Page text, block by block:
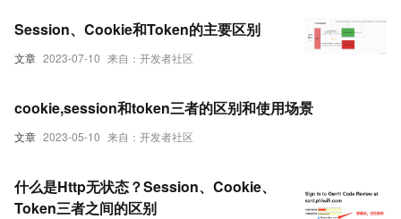
文章 2023-07-10 来自：开发者社区
Session、Cookie和Token的主要区别
文章 2023-05-10 来自：开发者社区
cookie,session和token三者的区别和使用场景
什么是Http无状态？Session、Cookie、
Token三者之间的区别